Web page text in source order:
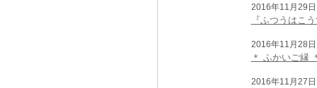
2016年11月29
『ふつうはこ
2016年11月28
＊ ふかいご縁
2016年11月27